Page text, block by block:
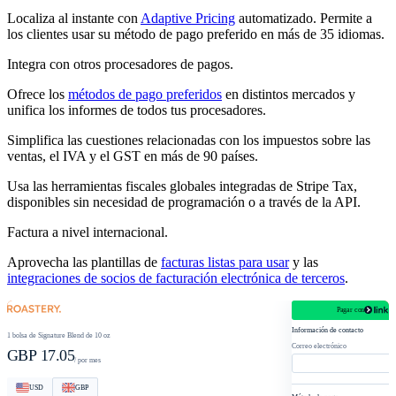
Localiza al instante con Adaptive Pricing automatizado. Permite a
los clientes usar su método de pago preferido en más de 35 idiomas.
Integra con otros procesadores de pagos.
Ofrece los métodos de pago preferidos en distintos mercados y
unifica los informes de todos tus procesadores.
Simplifica las cuestiones relacionadas con los impuestos sobre las
ventas, el IVA y el GST en más de 90 países.
Usa las herramientas fiscales globales integradas de Stripe Tax,
disponibles sin necesidad de programación o a través de la API.
Factura a nivel internacional.
Aprovecha las plantillas de facturas listas para usary las
integraciones de socios de facturación electrónica de terceros.
1 bolsa de Signature Blend de 10 oz
GBP 17.05/ por mes
USD GBP
Pagar con
Información de contacto
Correo electrónico